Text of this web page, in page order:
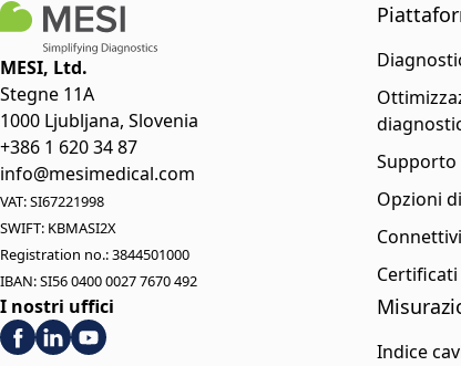
MESI, Ltd.
Stegne 11A
1000 Ljubljana, Slovenia
+386 1 620 34 87
info@mesimedical.com
VAT: SI67221998
SWIFT: KBMASI2X
Registration no.: 3844501000
IBAN: SI56 0400 0027 7670 492
I nostri uffici
Supporto
Opzioni
Indice